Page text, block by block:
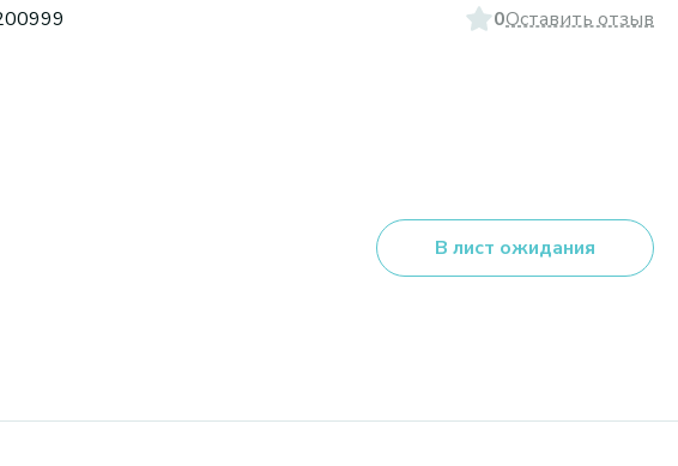
0Оставить отзыв
В лист ожидания